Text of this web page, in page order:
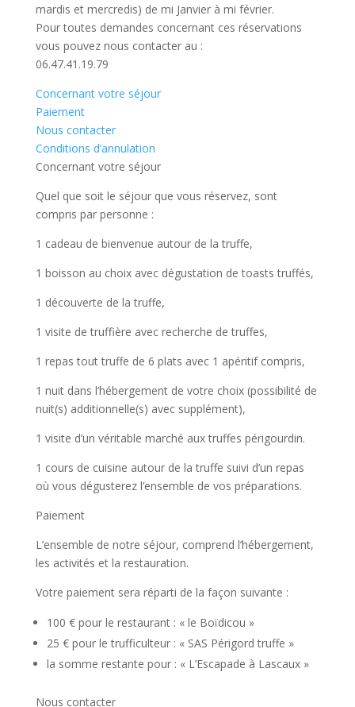
mardis et mercredis) de mi Janvier à mi février.
Pour toutes demandes concernant ces réservations
vous pouvez nous contacter au :
06.47.41.19.79
Concernant votre séjour
Paiement
Nous contacter
Conditions d’annulation
Concernant votre séjour
Quel que soit le séjour que vous réservez, sont
compris par personne :
1 cadeau de bienvenue autour de la truffe,
1 boisson au choix avec dégustation de toasts truffés,
1 découverte de la truffe,
1 visite de truffière avec recherche de truffes,
1 repas tout truffe de 6 plats avec 1 apéritif compris,
1 nuit dans l’hébergement de votre choix (possibilité de
nuit(s) additionnelle(s) avec supplément),
1 visite d’un véritable marché aux truffes périgourdin.
1 cours de cuisine autour de la truffe suivi d’un repas
où vous dégusterez l’ensemble de vos préparations.
Paiement
L’ensemble de notre séjour, comprend l’hébergement,
les activités et la restauration.
Votre paiement sera réparti de la façon suivante :
100 € pour le restaurant : « le Boïdicou »
25 € pour le trufficulteur : « SAS Périgord truffe »
la somme restante pour : « L’Escapade à Lascaux »
Nous contacter